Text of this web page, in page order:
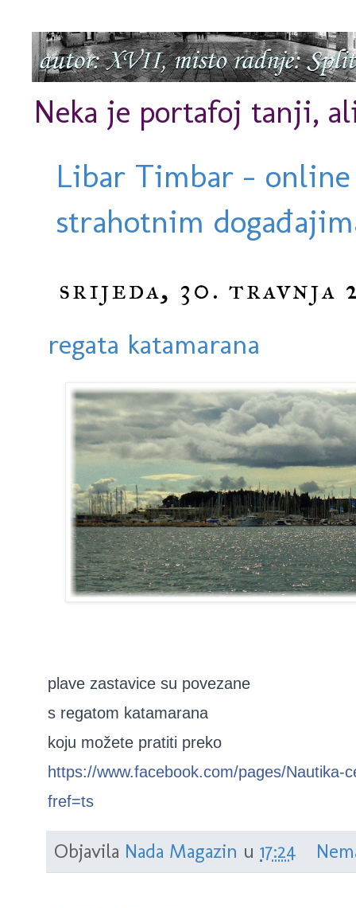
Neka je portafoj tanji,
Libar Timbar -
strahotnim
srijeda, 30. travnja
regata katamarana
plave zastavice su povezane
s regatom katamarana
koju možete pratiti preko
https://www.facebook.com/pages/Nautika-
fref=ts
Objavila Nada Magazin u 17:24